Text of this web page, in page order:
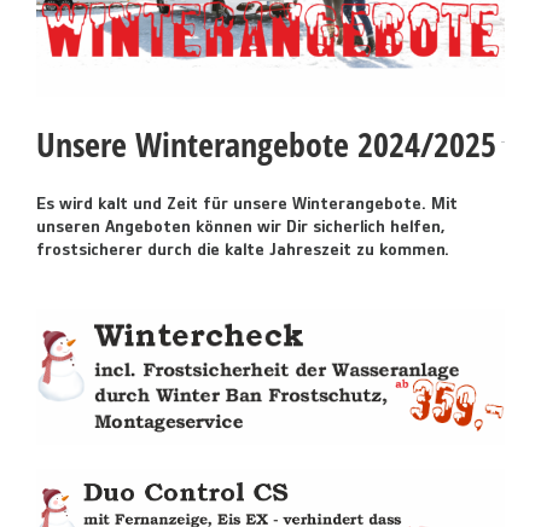
Unsere Winterangebote 2024/2025
Es wird kalt und Zeit für unsere Winterangebote. Mit
unseren Angeboten können wir Dir sicherlich helfen,
frostsicherer durch die kalte Jahreszeit zu kommen.